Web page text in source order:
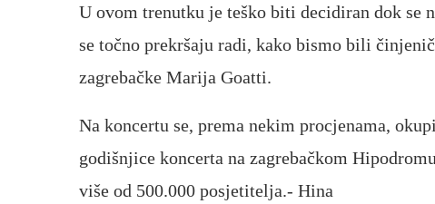
U ovom trenutku je teško biti decidiran dok se
se točno prekršaju radi, kako bismo bili
zagrebačke Marija Goatti.
Na koncertu se, prema nekim procjenama,
godišnjice koncerta na zagrebačkom
više od 500.000 posjetitelja.- Hina